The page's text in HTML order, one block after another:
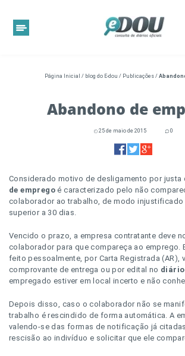
Página Inicial / blog do E-dou / Publicações/
Abandono de
25 de maio de 2015 0
Considerado motivo de desligamento por justa
de emprego é caracterizado pelo não
colaborador ao trabalho, de modo injustificado
superior a 30 dias.
Vencido o prazo, a empresa contratante deve
colaborador para que compareça ao emprego.
feito pessoalmente, por Carta Registrada (AR),
comprovante de entrega ou por edital no
empregado estiver em local incerto e não
Depois disso, caso o colaborador não se
trabalho é rescindido de forma automática. A
valendo-se das formas de notificação já
rescisão ao indivíduo e solicitar que ele